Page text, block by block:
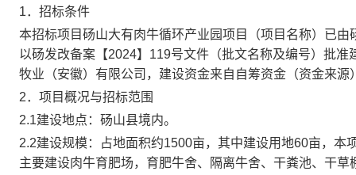
1．招标条件
本招标项目砀山大有肉牛循环产业园项目 （项目名称）已由
以砀发改备案【2024】119号文件 （批文名称及编号）批
牧业（安徽）有限公司 ，建设资金来自 自筹资金 （资金来
2．项目概况与招标范围
2.1建设地点： 砀山县境内。
2.2建设规模： 占地面积约1500亩，其中建设用地60亩，本
主要建设肉牛育肥场，育肥牛舍、隔离牛舍、干粪池、干